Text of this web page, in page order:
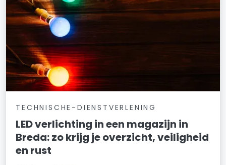
TECHNISCHE-DIENSTVERLENING
LED verlichting in een magazijn in
Breda: zo krijg je overzicht, veiligheid
en rust